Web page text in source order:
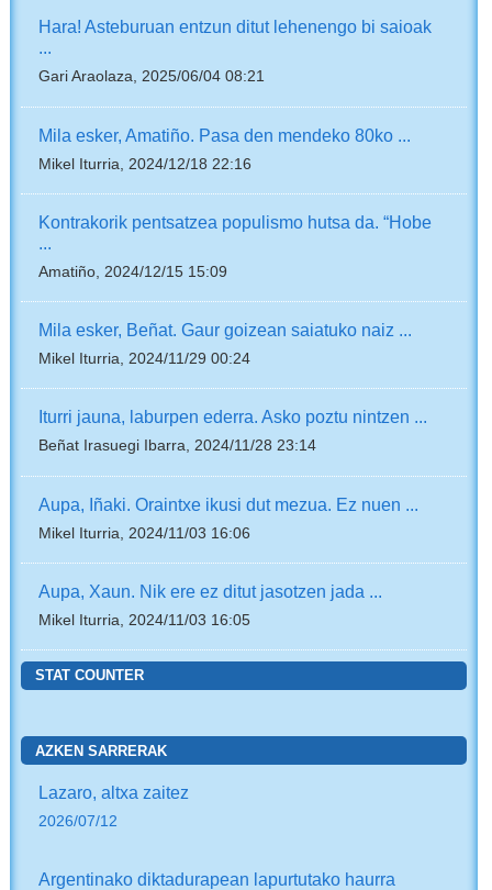
Hara! Asteburuan entzun ditut lehenengo bi saioak
...
Gari Araolaza, 2025/06/04 08:21
Mila esker, Amatiño. Pasa den mendeko 80ko ...
Mikel Iturria, 2024/12/18 22:16
Kontrakorik pentsatzea populismo hutsa da. “Hobe
...
Amatiño, 2024/12/15 15:09
Mila esker, Beñat. Gaur goizean saiatuko naiz ...
Mikel Iturria, 2024/11/29 00:24
Iturri jauna, laburpen ederra. Asko poztu nintzen ...
Beñat Irasuegi Ibarra, 2024/11/28 23:14
Aupa, Iñaki. Oraintxe ikusi dut mezua. Ez nuen ...
Mikel Iturria, 2024/11/03 16:06
Aupa, Xaun. Nik ere ez ditut jasotzen jada ...
Mikel Iturria, 2024/11/03 16:05
STAT COUNTER
AZKEN SARRERAK
Lazaro, altxa zaitez
2026/07/12
Argentinako diktadurapean lapurtutako haurra